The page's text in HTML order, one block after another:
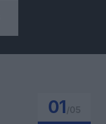
01